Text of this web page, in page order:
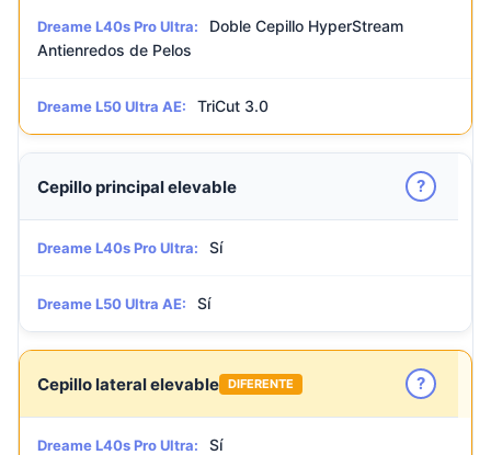
Dreame L40s Pro Ultra:
Doble Cepillo HyperStream
Antienredos de Pelos
Dreame L50 Ultra AE: TriCut 3.0
Cepillo principal elevable ?
Dreame L40s Pro Ultra: Sí
Dreame L50 Ultra AE: Sí
Cepillo lateral elevable DIFERENTE ?
Dreame L40s Pro Ultra: Sí